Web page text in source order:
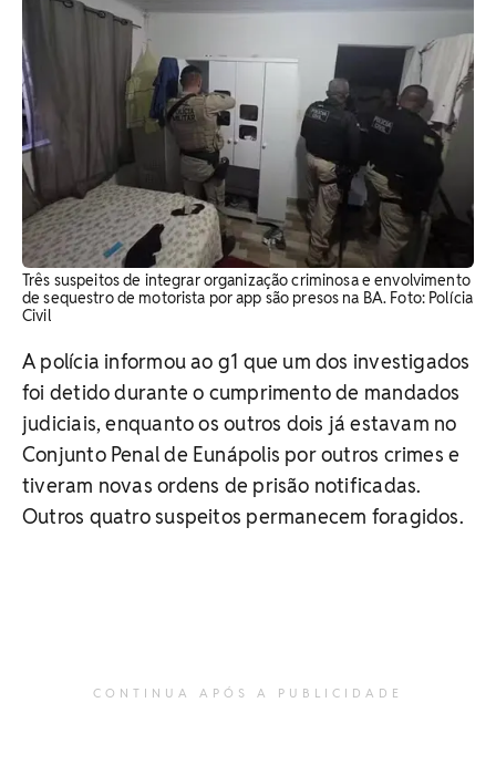
Três suspeitos de integrar organização criminosa e envolvimento
de sequestro de motorista por app são presos na BA. Foto: Polícia
Civil
A polícia informou ao g1 que um dos investigados
foi detido durante o cumprimento de mandados
judiciais, enquanto os outros dois já estavam no
Conjunto Penal de Eunápolis por outros crimes e
tiveram novas ordens de prisão notificadas.
Outros quatro suspeitos permanecem foragidos.
CONTINUA APÓS A PUBLICIDADE